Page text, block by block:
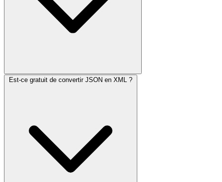
Est-ce gratuit de convertir JSON en XML ?